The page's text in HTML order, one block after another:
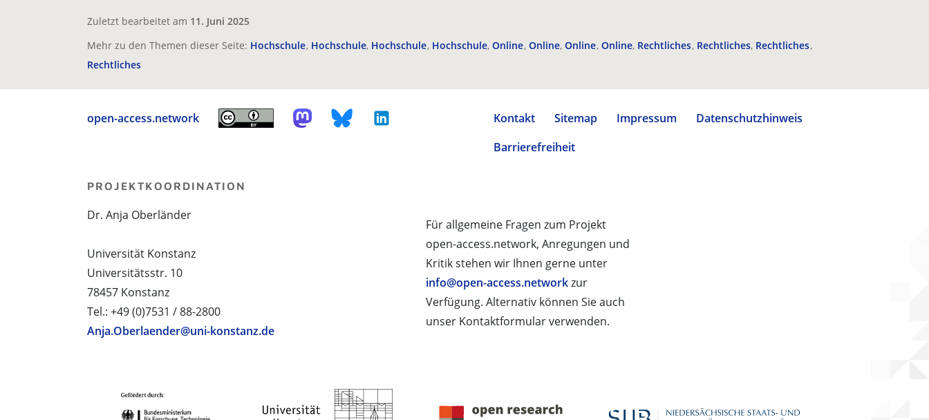
Zuletzt bearbeitet am 11. Juni 2025
Mehr zu den Themen dieser Seite: Hochschule Hochschule Hochschule Hochschule Online Online Online Online Rechtliches Rechtliches Rechtliches
Rechtliches
open-access.network Kontakt Sitemap Impressum
Datenschutzhinweis
Barrierefreiheit
Für allgemeine Fragen zum Projekt
open-access.network, Anregungen und
Kritik stehen wir Ihnen gerne unter
info@open-access.networkzur
Verfügung. Alternativ können Sie auch
unser Kontaktformular verwenden.
PROJEKTKOORDINATION
Dr. Anja Oberländer
Universität Konstanz
Universitätsstr. 10
78457 Konstanz
Tel.: +49 (0)7531 / 88-2800
Anja.Oberlaender@uni-konstanz.de